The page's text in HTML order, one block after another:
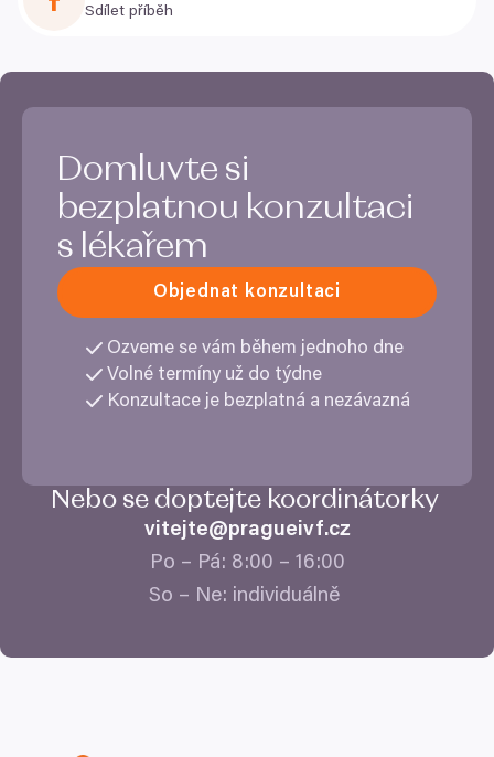
Sdílet příběh
Domluvte si
bezplatnou konzultaci
s lékařem
Objednat konzultaci
Ozveme se vám během jednoho dne
Volné termíny už do týdne
Konzultace je bezplatná a nezávazná
Nebo se doptejte koordinátorky
vitejte@​pragueivf.​cz
Po – Pá: 8:00 – 16:00
So – Ne: individuálně